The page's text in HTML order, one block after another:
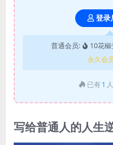
登录
普通会员: 10花椒
永久会
已有 1
写给普通人的人生